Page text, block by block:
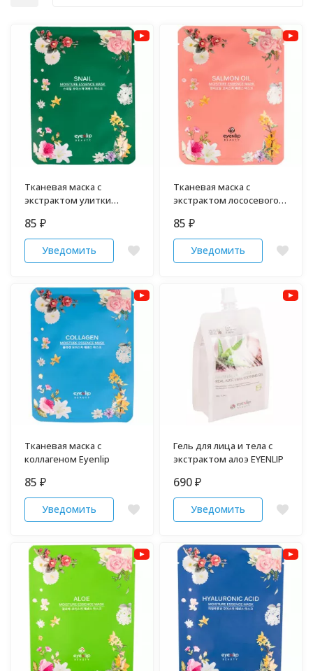
Тканевая маска с
экстрактом улитки
85₽
Уведомить
Тканевая маска с
экстрактом лососевого
85₽
Уведомить
Тканевая маска с
коллагеном Eyenlip
85₽
Уведомить
Гель для лица и тела с
экстрактом алоэ EYENLIP
690₽
Уведомить